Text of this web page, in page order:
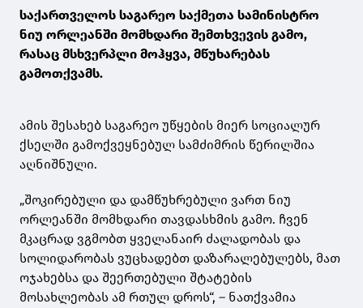
საქართველოს საგარეო საქმეთა სამინისტრო
ნიუ ორლეანში მომხდარი შემთხვევის გამო,
რასაც მსხვერპლი მოჰყვა, მწუხარებას
გამოთქვამს.
ამის შესახებ საგარეო უწყების მიერ სოციალურ
ქსელში გამოქვეყნებულ სამძიმრის წერილშია
აღნიშნული.
„შოკირებული და დამწუხრებული ვართ ნიუ
ორლეანში მომხდარი თავდასხმის გამო. ჩვენ
მკაცრად ვგმობთ ყველანაირ ძალადობას და
სოლიდარობას ვუცხადებთ დაზარალებულებს, მათ
ოჯახებსა და შეერთებული შტატების
მოსახლეობას ამ რთულ დროს“, – ნათქვამია